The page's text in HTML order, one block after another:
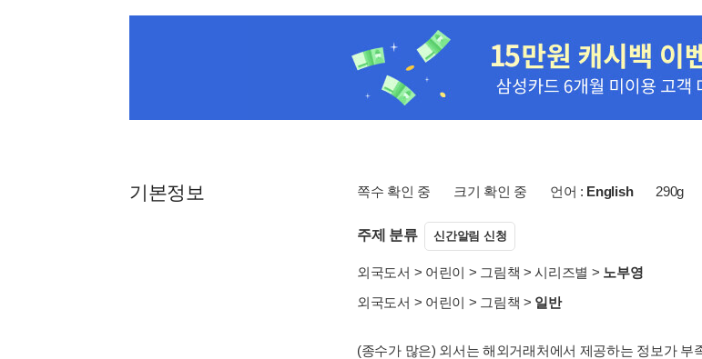
기본정보 쪽수 확인 중 크기 확인 중 언어 : English 290g
주제 분류 신간알림 신청
외국도서 > 어린이 > 그림책 >시리즈별 > 노부영
외국도서 > 어린이 > 그림책 > 일반
(종수가 많은) 외서는 해외거래처에서 제공하는 정보가 부